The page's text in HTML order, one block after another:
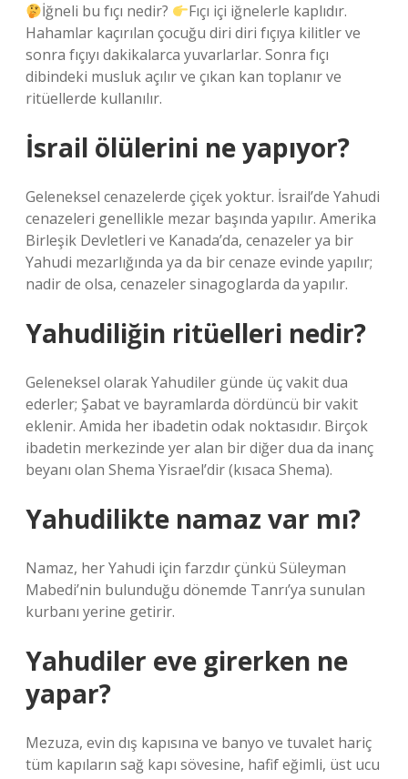
İğneli bu fıçı nedir?
Fıçı içi iğnelerle kaplıdır.
Hahamlar kaçırılan çocuğu diri diri fıçıya kilitler ve
sonra fıçıyı dakikalarca yuvarlarlar. Sonra fıçı
dibindeki musluk açılır ve çıkan kan toplanır ve
ritüellerde kullanılır.
İsrail ölülerini ne yapıyor?
Geleneksel cenazelerde çiçek yoktur. İsrail’de Yahudi
cenazeleri genellikle mezar başında yapılır. Amerika
Birleşik Devletleri ve Kanada’da, cenazeler ya bir
Yahudi mezarlığında ya da bir cenaze evinde yapılır;
nadir de olsa, cenazeler sinagoglarda da yapılır.
Yahudiliğin ritüelleri nedir?
Geleneksel olarak Yahudiler günde üç vakit dua
ederler; Şabat ve bayramlarda dördüncü bir vakit
eklenir. Amida her ibadetin odak noktasıdır. Birçok
ibadetin merkezinde yer alan bir diğer dua da inanç
beyanı olan Shema Yisrael’dir (kısaca Shema).
Yahudilikte namaz var mı?
Namaz, her Yahudi için farzdır çünkü Süleyman
Mabedi’nin bulunduğu dönemde Tanrı’ya sunulan
kurbanı yerine getirir.
Yahudiler eve girerken ne
yapar?
Mezuza, evin dış kapısına ve banyo ve tuvalet hariç
tüm kapıların sağ kapı sövesine, hafif eğimli, üst ucu